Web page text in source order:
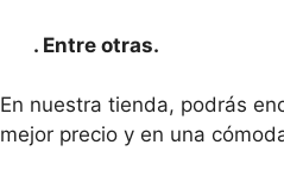
. Entre otras.
En nuestra tienda, podrás
mejor precio y en una